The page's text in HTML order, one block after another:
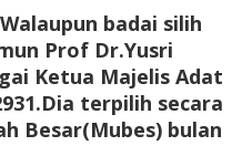
badai silih
Prof Dr.Yusri
Ketua Majelis Adat
terpilih secara
Besar(Mubes) bulan